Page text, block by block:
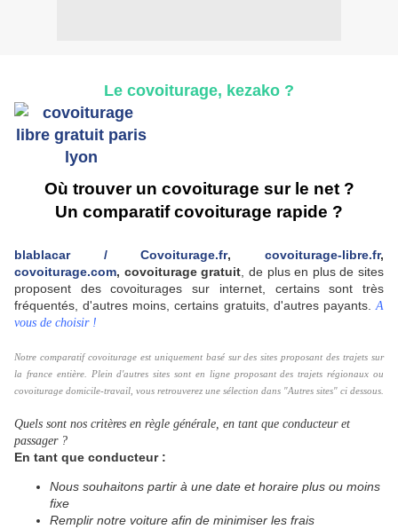
Le covoiturage, kezako ?
Où trouver un covoiturage sur le net ?
Un comparatif covoiturage rapide ?
blablacar / Covoiturage.fr,covoiturage-libre.fr,
covoiturage.com, covoiturage gratuit, de plus en plus de sites
proposent des covoiturages sur internet, certains sont très
fréquentés, d'autres moins, certains gratuits, d'autres payants.A
vous de choisir !
Notre comparatif covoiturage est uniquement basé sur des sites proposant des trajets sur
la france entière. Plein d'autres sites sont en ligne proposant des trajets régionaux ou
covoiturage domicile-travail, vous retrouverez une sélection dans "Autres sites" ci dessous.
Quels sont nos critères en règle générale, en tant que conducteur et
passager ?
En tant que conducteur :
Nous souhaitons partir à une date et horaire plus ou moins
fixe
Remplir notre voiture afin de minimiser les frais